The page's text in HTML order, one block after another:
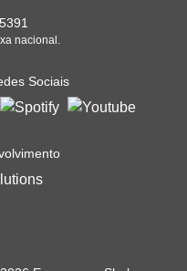
nacional.
Sociais